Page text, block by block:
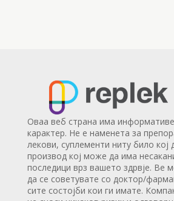
Оваа веб страна има
карактер. Не е наменета за
лекови, суплементи ниту било кој
производ кој може да има
последици врз вашето здрвје. Ве
да се советувате со доктор/
сите состојби кои ги имате.